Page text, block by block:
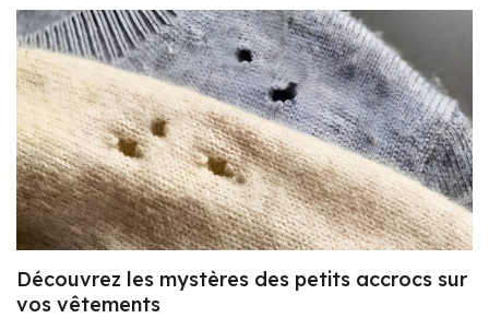
Découvrez les mystères des petits accrocs sur
vos vêtements